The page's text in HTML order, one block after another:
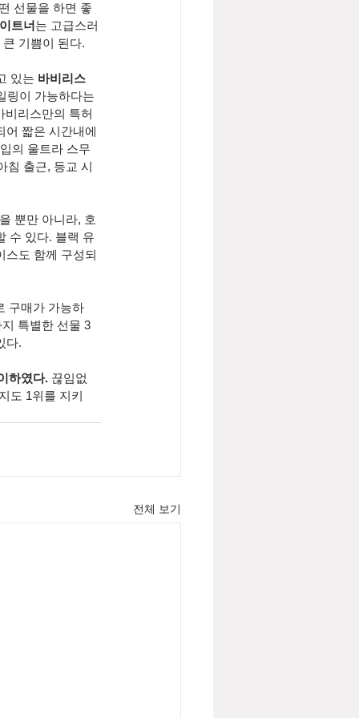
선물을 하면 좋
트너는 고급스러
기쁨이 된다.
있는 바비리스
링이 가능하다는
비리스만의 특허
어 짧은 시간내에
의 울트라 스무
침 출근, 등교 시
뿐만 아니라, 호
수 있다. 블랙 유
스도 함께 구성되
구매가 가능하
특별한 선물 3
다.
하였다. 끊임없
도 1위를 지키
전체 보기